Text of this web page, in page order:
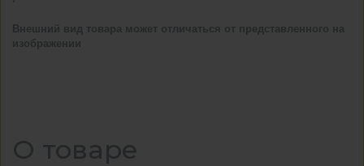
Внешний вид товара может отличаться от представленного на
изображении
О товаре